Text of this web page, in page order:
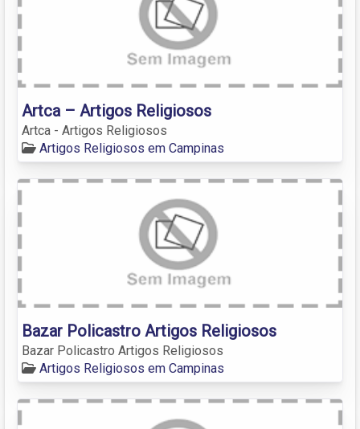
Artca – Artigos Religiosos
Artca - Artigos Religiosos
Artigos Religiosos em Campinas
Bazar Policastro Artigos Religiosos
Bazar Policastro Artigos Religiosos
Artigos Religiosos em Campinas